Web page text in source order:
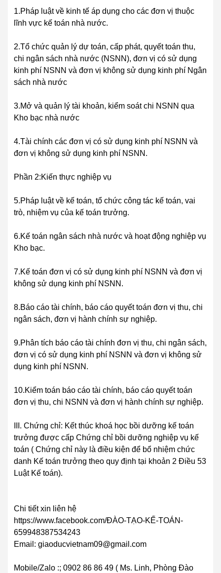
1.Pháp luật về kinh tế áp dụng cho các đơn vị thuộc
lĩnh vực kế toán nhà nước.
2.Tổ chức quản lý dự toán, cấp phát, quyết toán thu,
chi ngân sách nhà nước (NSNN), đơn vị có sử dụng
kinh phí NSNN và đơn vị không sử dụng kinh phí Ngân
sách nhà nước
3.Mở và quản lý tài khoản, kiểm soát chi NSNN qua
Kho bạc nhà nước
4.Tài chính các đơn vị có sử dụng kinh phí NSNN và
đơn vị không sử dụng kinh phí NSNN.
Phần 2:Kiến thực nghiệp vụ
5.Pháp luật về kế toán, tổ chức công tác kế toán, vai
trò, nhiệm vụ của kế toán trưởng.
6.Kế toán ngân sách nhà nước và hoạt động nghiệp vụ
Kho bạc.
7.Kế toán đơn vị có sử dụng kinh phí NSNN và đơn vị
không sử dụng kinh phí NSNN.
8.Báo cáo tài chính, báo cáo quyết toán đơn vị thu, chi
ngân sách, đơn vị hành chính sự nghiệp.
9.Phân tích báo cáo tài chính đơn vị thu, chi ngân sách,
đơn vị có sử dụng kinh phí NSNN và đơn vị không sử
dụng kinh phí NSNN.
10.Kiểm toán báo cáo tài chính, báo cáo quyết toán
đơn vị thu, chi NSNN và đơn vị hành chính sự nghiệp.
III. Chứng chỉ: Kết thúc khoá học bồi dưỡng kế toán
trưởng được cấp Chứng chỉ bồi dưỡng nghiệp vụ kế
toán ( Chứng chỉ này là điều kiện để bổ nhiệm chức
danh Kế toán trưởng theo quy định tại khoản 2 Điều 53
Luật Kế toán).
Chi tiết xin liên hệ
https://www.facebook.com/ĐÀO-TẠO-KẾ-TOÁN-
659948387534243
Email: giaoducvietnam09@gmail.com
Mobile/Zalo :; 0902 86 86 49 ( Ms. Linh, Phòng Đào